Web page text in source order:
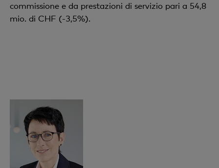
commissione e da prestazioni di servizio pari a 54,8
mio. di CHF (-3,5%).